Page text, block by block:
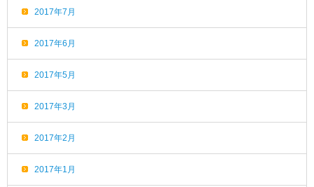
2017年7月
2017年6月
2017年5月
2017年3月
2017年2月
2017年1月